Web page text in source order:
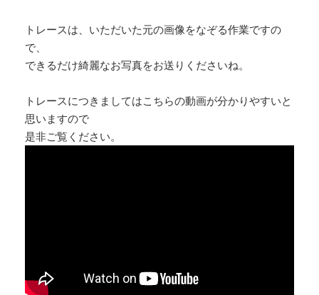
トレースは、いただいた元の画像をなぞる作業ですの
で、
できるだけ綺麗なお写真をお送りくださいね。
トレースにつきましてはこちらの動画が分かりやすいと
思いますので
是非ご覧ください。